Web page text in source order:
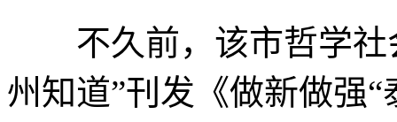
不久前，该市哲学社
州知道”刊发《做新做强